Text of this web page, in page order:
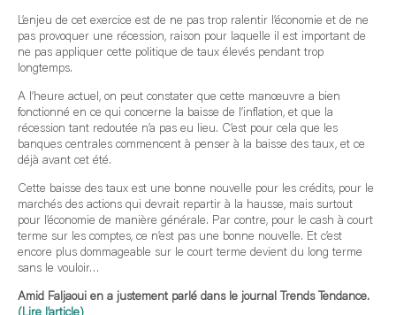
L’enjeu de cet exercice est de ne pas trop ralentir l’économie et de ne
pas provoquer une récession, raison pour laquelle il est important de
ne pas appliquer cette politique de taux élevés pendant trop
longtemps.
A l’heure actuel, on peut constater que cette manœuvre a bien
fonctionné en ce qui concerne la baisse de l’inflation, et que la
récession tant redoutée n’a pas eu lieu. C’est pour cela que les
banques centrales commencent à penser à la baisse des taux, et ce
déjà avant cet été.
Cette baisse des taux est une bonne nouvelle pour les crédits, pour le
marchés des actions qui devrait repartir à la hausse, mais surtout
pour l’économie de manière générale. Par contre, pour le cash à court
terme sur les comptes, ce n’est pas une bonne nouvelle. Et c’est
encore plus dommageable sur le court terme devient du long terme
sans le vouloir…
Amid Faljaoui en a justement parlé dans le journal Trends Tendance.
(Lire l’article)